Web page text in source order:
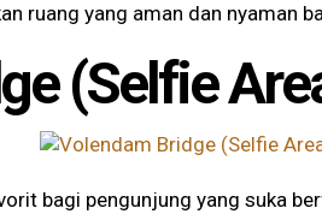
ruang yang aman dan nyaman
(Selfie
bagi pengunjung yang suka